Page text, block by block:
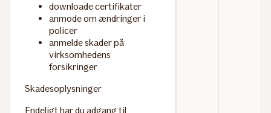
downloade certifikater
anmode om ændringer i
policer
anmelde skader på
virksomhedens
forsikringer
Skadesoplysninger
Endeligt har du adgang til